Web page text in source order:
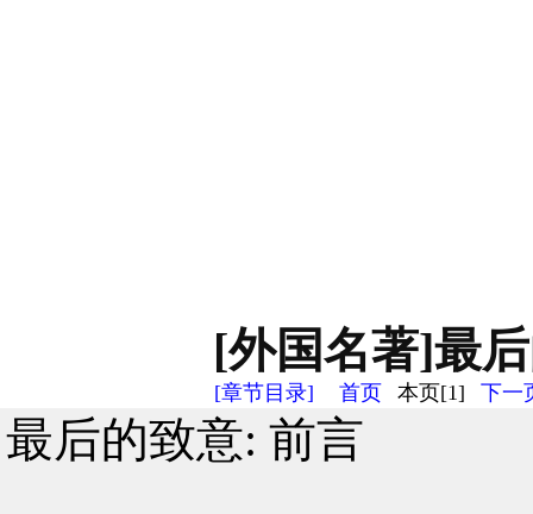
[外国名著]最
[章节目录] 首页 本页[1] 下一
最后的致意: 前言